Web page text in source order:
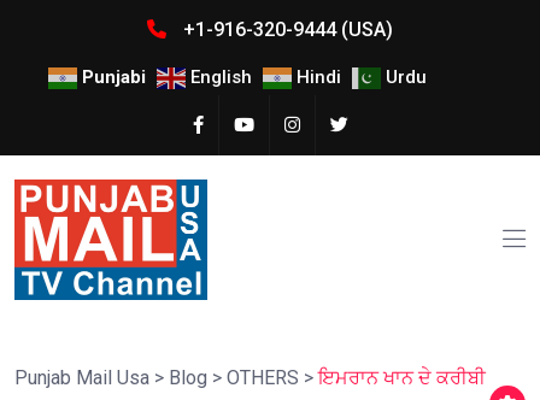
+1-916-320-9444 (USA)
Punjabi English Hindi Urdu
Punjab Mail Usa > Blog > OTHERS >ਇਮਰਾਨ ਖਾਨ ਦੇ ਕਰੀਬੀ